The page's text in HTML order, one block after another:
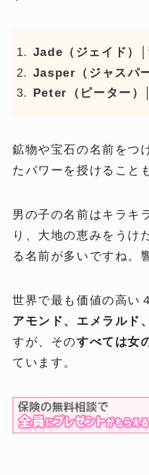
Jade（ジェイド）
Jasper（ジャスパ
Peter（ピーター）
鉱物や宝石の名前をつ
たパワーを授けること
男の子の名前はキラキ
り、大地の恵みをうけ
る名前が多いですね。
世界で最も価値の高い
アモンド、エメラルド
すが、そのすべては女
ています。